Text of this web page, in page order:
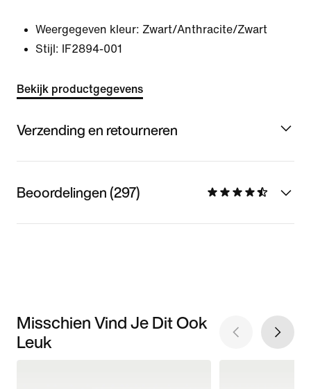
Weergegeven kleur: Zwart/Anthracite/Zwart
Stijl:
IF2894-001
Bekijk productgegevens
Verzending en retourneren
Beoordelingen (297)
Misschien Vind Je Dit Ook
Leuk